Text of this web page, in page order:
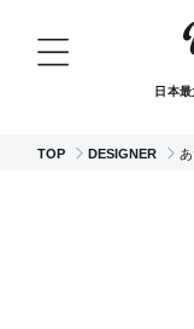
日本
TOP DESIGNER